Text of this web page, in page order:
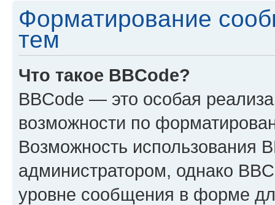
Форматирование
тем
Что такое BBCode?
BBCode — это особая
возможности по
Возможность использования
администратором, однако
уровне сообщения в форме